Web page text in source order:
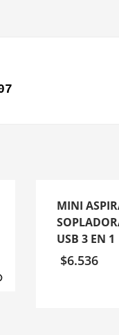
MINI
USB 3 EN 1
$6.536